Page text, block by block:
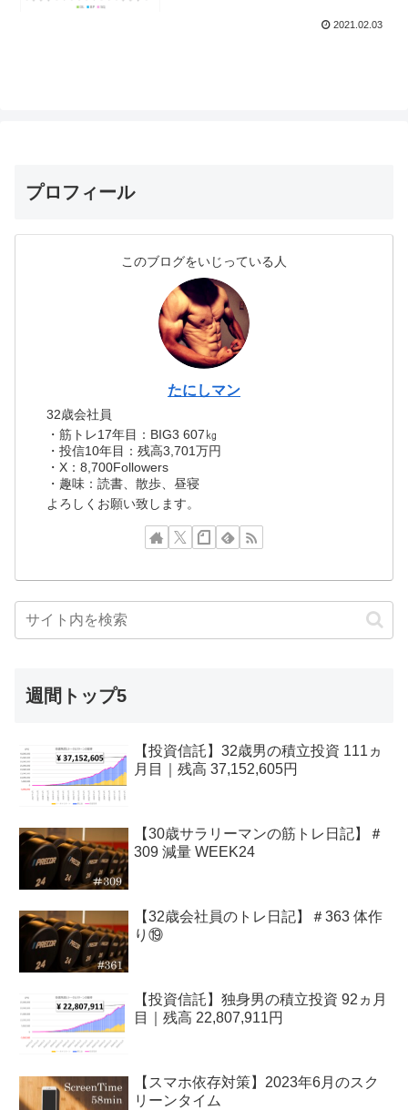
2021.02.03
プロフィール
このブログをいじっている人
たにしマン
32歳会社員
・筋トレ17年目：BIG3 607㎏
・投信10年目：残高3,701万円
・X：8,700Followers
・趣味：読書、散歩、昼寝
よろしくお願い致します。
週間トップ5
【投資信託】32歳男の積立投資 111ヵ
月目｜残高 37,152,605円
【30歳サラリーマンの筋トレ日記】＃
309 減量 WEEK24
【32歳会社員のトレ日記】＃363 体作
り⑲
【投資信託】独身男の積立投資 92ヵ月
目｜残高 22,807,911円
【スマホ依存対策】2023年6月のスク
リーンタイム